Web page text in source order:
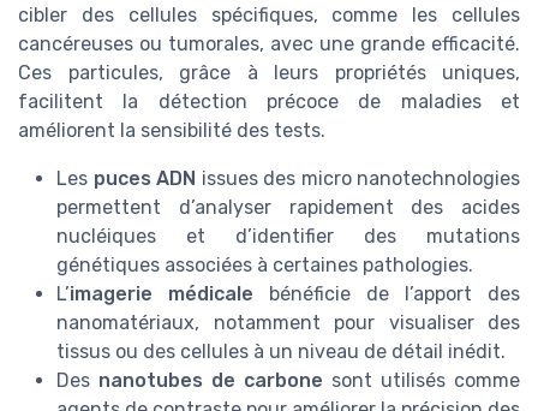
cibler des cellules spécifiques, comme les cellules
cancéreuses ou tumorales, avec une grande efficacité.
Ces particules, grâce à leurs propriétés uniques,
facilitent la détection précoce de maladies et
améliorent la sensibilité des tests.
Les puces ADN issues des micro nanotechnologies
permettent d’analyser rapidement des acides
nucléiques et d’identifier des mutations
génétiques associées à certaines pathologies.
L’imagerie médicale bénéficie de l’apport des
nanomatériaux, notamment pour visualiser des
tissus ou des cellules à un niveau de détail inédit.
Des nanotubes de carbone sont utilisés comme